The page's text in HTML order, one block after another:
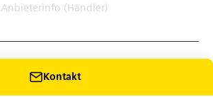
Kontakt
Anbieterinfo (Händler)